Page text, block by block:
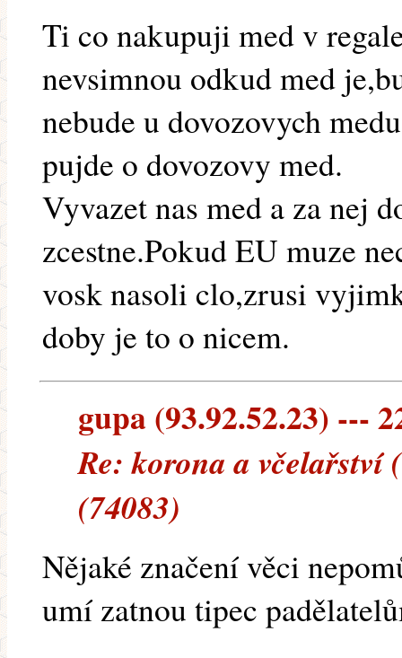
Ti co nakupuji med v
nevsimnou odkud med
nebude u dovozovych
pujde o dovozovy med.
Vyvazet nas med a za nej
zcestne.Pokud EU muze
vosk nasoli clo,zrusi
doby je to o nicem.
gupa (93.92.52.23) ---
Re: korona a včelařství
(74083)
Nějaké značení věci
umí zatnou tipec